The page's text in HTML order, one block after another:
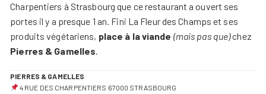
Charpentiers à Strasbourg que ce restaurant a ouvert ses
portes il y a presque 1 an. Fini La Fleur des Champs et ses
produits végétariens, place à la viande (mais pas que)chez
Pierres & Gamelles.
PIERRES & GAMELLES
4 RUE DES CHARPENTIERS 67000 STRASBOURG